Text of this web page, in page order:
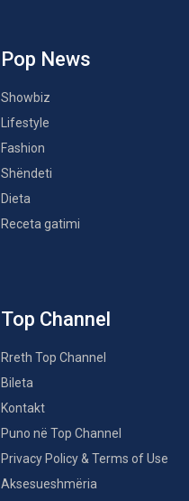
Pop News
Showbiz
Lifestyle
Fashion
Shëndeti
Dieta
Receta gatimi
Top Channel
Rreth Top Channel
Bileta
Kontakt
Puno në Top Channel
Privacy Policy & Terms of Use
Aksesueshmëria